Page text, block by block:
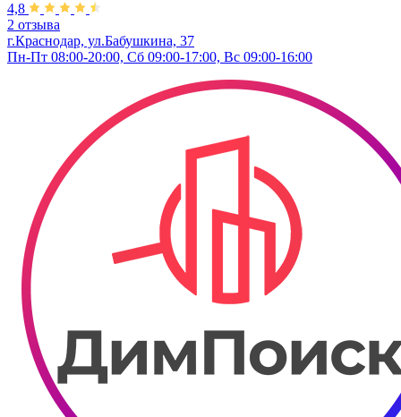
4,8
2 отзыва
г.Краснодар, ул.Бабушкина, 37
Пн-Пт 08:00-20:00, Сб 09:00-17:00, Вс 09:00-16:00